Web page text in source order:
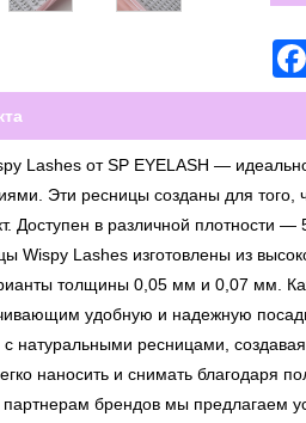
Lashes от SP EYELASH —
Эти ресницы созданы для того,
Доступен в различной плотности —
Wispy Lashes изготовлены из
толщины 0,05 мм и 0,07 мм.
удобную и надежную
с натуральными ресницами,
наносить и снимать благодаря
брендов мы предлагаем